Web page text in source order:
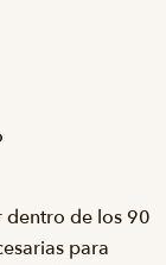
dentro de los 90
para